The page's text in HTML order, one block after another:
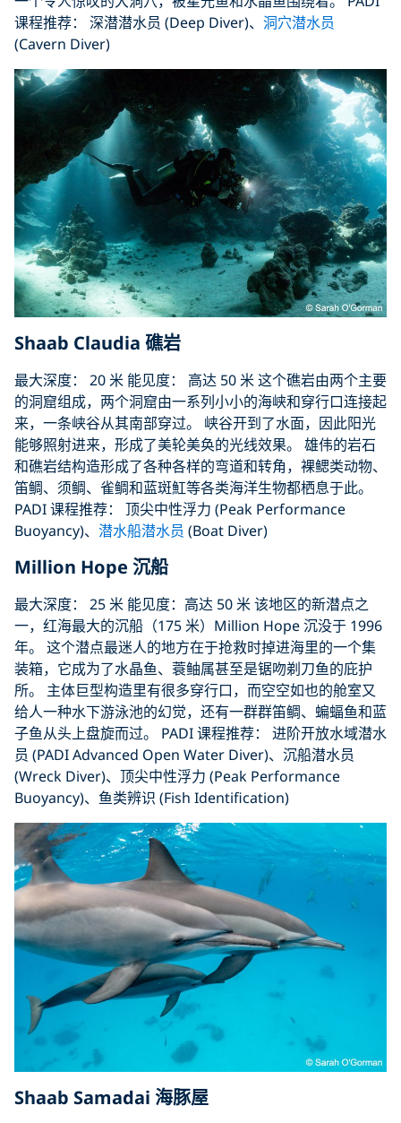
课程推荐： 深潜潜水员 (Deep Diver)、 洞穴潜水员
(Cavern Diver)
Shaab Claudia 礁岩
最大深度： 20 米 能见度： 高达 50 米 这个礁岩由两个主要
的洞窟组成，两个洞窟由一系列小小的海峡和穿行口连接起
来，一条峡谷从其南部穿过。 峡谷开到了水面，因此阳光
能够照射进来，形成了美轮美奂的光线效果。 雄伟的岩石
和礁岩结构造形成了各种各样的弯道和转角，裸鳃类动物、
笛鲷、须鲷、雀鲷和蓝斑魟等各类海洋生物都栖息于此。
PADI 课程推荐： 顶尖中性浮力 (Peak Performance
Buoyancy)、 潜水船潜水员 (Boat Diver)
Million Hope 沉船
最大深度： 25 米 能见度：高达 50 米 该地区的新潜点之
一，红海最大的沉船（175 米）Million Hope 沉没于 1996
年。 这个潜点最迷人的地方在于抢救时掉进海里的一个集
装箱，它成为了水晶鱼、蓑鲉属甚至是锯吻剃刀鱼的庇护
所。 主体巨型构造里有很多穿行口，而空空如也的舱室又
给人一种水下游泳池的幻觉，还有一群群笛鲷、蝙蝠鱼和蓝
子鱼从头上盘旋而过。 PADI 课程推荐： 进阶开放水域潜水
员 (PADI Advanced Open Water Diver)、沉船潜水员
(Wreck Diver)、顶尖中性浮力 (Peak Performance
Buoyancy)、鱼类辨识 (Fish Identification)
Shaab Samadai 海豚屋